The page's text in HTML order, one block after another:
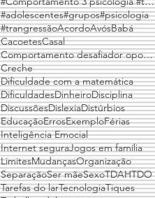
#adolescentes#grupos#psicologia
#trangressãoAcordoAvósBabá
CacoetesCasal
Comportamento desafiador opositivo
Creche
Dificuldade com a matemática
DificuldadesDinheiroDisciplina
DiscussõesDislexiaDistúrbios
EducaçãoErrosExemploFérias
Inteligência Emocial
Internet seguraJogos em família
LimitesMudançasOrganização
SeparaçãoSer mãeSexoTDAHTDO
Tarefas do larTecnologiaTiques